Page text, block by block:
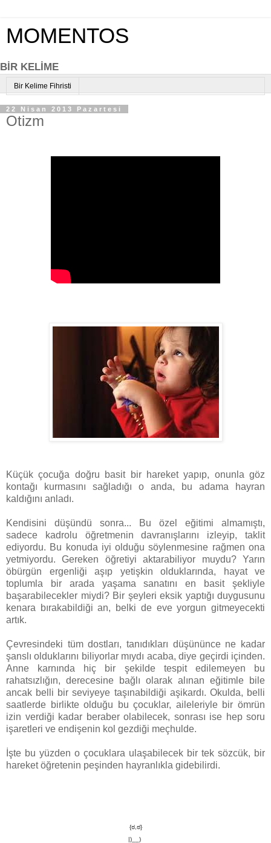
MOMENTOS
BİR KELİME
Bir Kelime Fihristi
22 Nisan 2013 Pazartesi
Otizm
Küçük çocuğa doğru basit bir hareket yapıp, onunla göz
kontağı kurmasını sağladığı o anda, bu adama hayran
kaldığını anladı.
Kendisini düşündü sonra... Bu özel eğitimi almamıştı,
sadece kadrolu öğretmenin davranışlarını izleyip, taklit
ediyordu. Bu konuda iyi olduğu söylenmesine rağmen ona
yetmiyordu. Gereken öğretiyi aktarabiliyor muydu? Yarın
öbürgün ergenliği aşıp yetişkin olduklarında, hayat ve
toplumla bir arada yaşama sanatını en basit şekliyle
başarabilecekler miydi? Bir şeyleri eksik yaptığı duygusunu
kenara bırakabildiği an, belki de eve yorgun gitmeyecekti
artık.
Çevresindeki tüm dostları, tanıdıkları düşününce ne kadar
şanslı olduklarını biliyorlar mıydı acaba, diye geçirdi içinden.
Anne karnında hiç bir şekilde tespit edilemeyen bu
rahatsızlığın, derecesine bağlı olarak alınan eğitimle bile
ancak belli bir seviyeye taşınabildiği aşikardı. Okulda, belli
saatlerde birlikte olduğu bu çocuklar, aileleriyle bir ömrün
izin verdiği kadar beraber olabilecek, sonrası ise hep soru
işaretleri ve endişenin kol gezdiği meçhulde.
İşte bu yüzden o çocuklara ulaşabilecek bir tek sözcük, bir
hareket öğretenin peşinden hayranlıkla gidebilirdi.
{ಠ,ಠ}
|)__)